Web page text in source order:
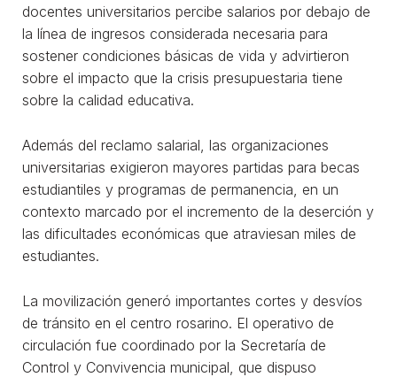
docentes universitarios percibe salarios por debajo de
la línea de ingresos considerada necesaria para
sostener condiciones básicas de vida y advirtieron
sobre el impacto que la crisis presupuestaria tiene
sobre la calidad educativa.
Además del reclamo salarial, las organizaciones
universitarias exigieron mayores partidas para becas
estudiantiles y programas de permanencia, en un
contexto marcado por el incremento de la deserción y
las dificultades económicas que atraviesan miles de
estudiantes.
La movilización generó importantes cortes y desvíos
de tránsito en el centro rosarino. El operativo de
circulación fue coordinado por la Secretaría de
Control y Convivencia municipal, que dispuso